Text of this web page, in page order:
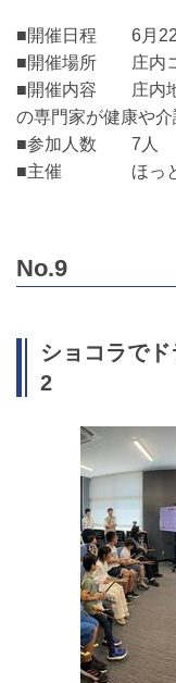
■開催日程 6月22
■開催場所 庄内コ
■開催内容 庄内地
の専門家が健康や
■参加人数 7人
■主催 ほっと
No.9
ショコラで
2